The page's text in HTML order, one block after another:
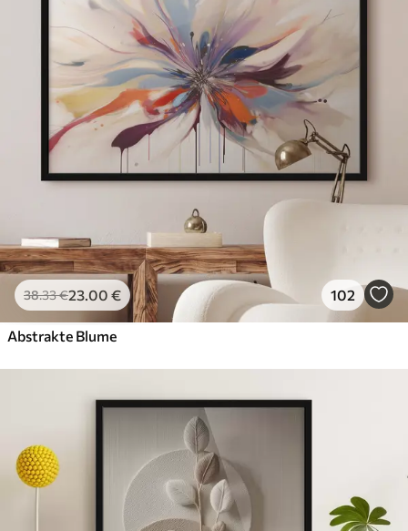
38.33€23.00 € 102
Abstrakte Blume